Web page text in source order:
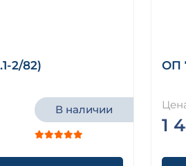
2/82)
В наличии
ОП
1